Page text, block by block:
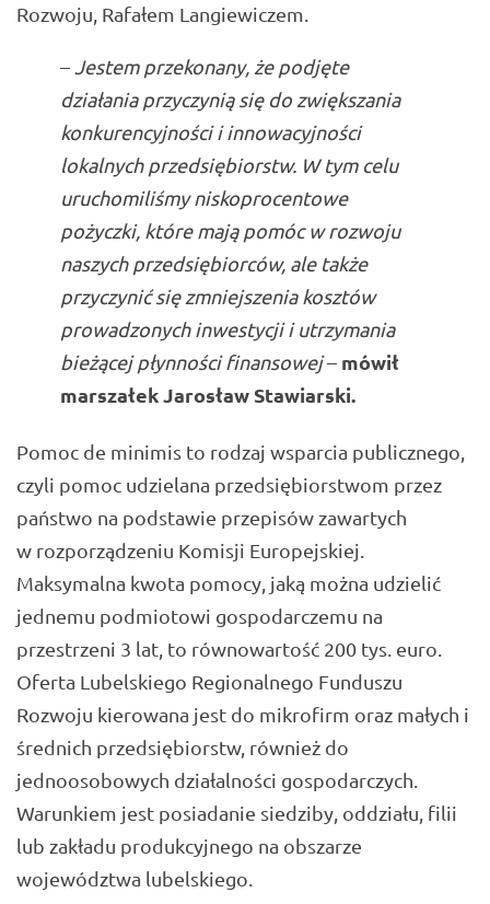
Rozwoju, Rafałem Langiewiczem.
– Jestem przekonany, że podjęte
działania przyczynią się do zwiększania
konkurencyjności i innowacyjności
lokalnych przedsiębiorstw. W tym celu
uruchomiliśmy niskoprocentowe
pożyczki, które mają pomóc w rozwoju
naszych przedsiębiorców, ale także
przyczynić się zmniejszenia kosztów
prowadzonych inwestycji i utrzymania
bieżącej płynności finansowej– mówił
marszałekJarosław Stawiarski.
Pomoc de minimis to rodzaj wsparcia publicznego,
czyli pomoc udzielana przedsiębiorstwom przez
państwo na podstawie przepisów zawartych
w rozporządzeniu Komisji Europejskiej.
Maksymalna kwota pomocy, jaką można udzielić
jednemu podmiotowi gospodarczemu na
przestrzeni 3 lat, to równowartość 200 tys. euro.
Oferta Lubelskiego Regionalnego Funduszu
Rozwoju kierowana jest do mikrofirm oraz małych i
średnich przedsiębiorstw, również do
jednoosobowych działalności gospodarczych.
Warunkiem jest posiadanie siedziby, oddziału, filii
lub zakładu produkcyjnego na obszarze
województwa lubelskiego.